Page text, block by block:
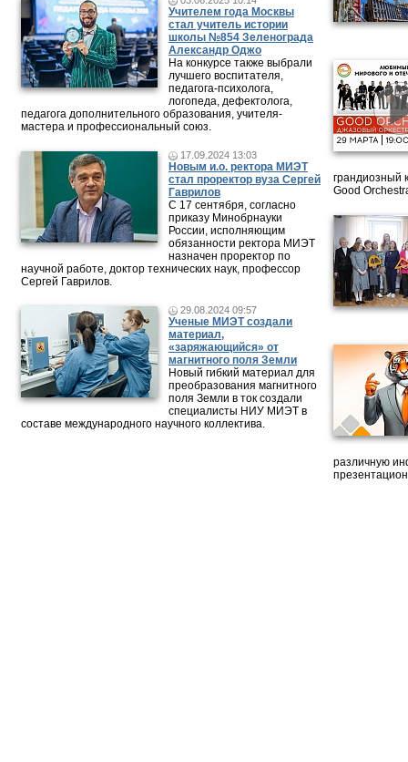
Учителем года Москвы
стал учитель истории
школы №854 Зеленограда
Александр Оджо
На конкурсе также выбрали
лучшего воспитателя,
педагога-психолога,
логопеда, дефектолога,
педагога дополнительного образования, учителя-
мастера и профессиональный союз.
17.09.2024 13:03
Новым и.о. ректора МИЭТ
стал проректор вуза Сергей
Гаврилов
С 17 сентября, согласно
приказу Минобрнауки
России, исполняющим
обязанности ректора МИЭТ
назначен проректор по
научной работе, доктор технических наук, профессор
Сергей Гаврилов.
29.08.2024 09:57
Ученые МИЭТ создали
материал,
«заряжающийся» от
магнитного поля Земли
Новый гибкий материал для
преобразования магнитного
поля Земли в ток создали
специалисты НИУ МИЭТ в
составе международного научного коллектива.
грандиозный
Good
различную